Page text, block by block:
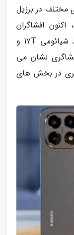
مختلف در برزیل
افشاگران
جزئیات سخت افزاری دو گوشی هوشمند شیائومی 17T و
نشان می
در بخش های